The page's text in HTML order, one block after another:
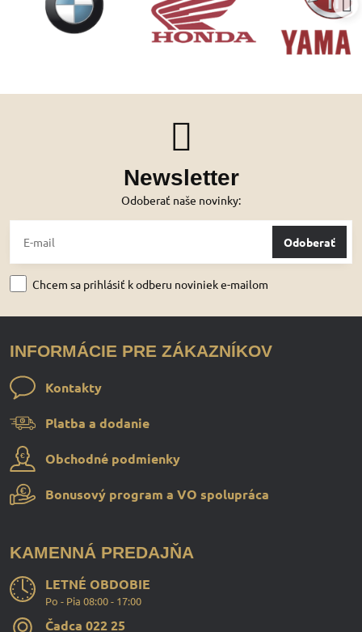
Newsletter
Odoberať naše novinky:
Odoberať
Chcem sa prihlásiť k odberu noviniek e-mailom
INFORMÁCIE PRE ZÁKAZNÍKOV
Kontakty
Platba a dodanie
Obchodné podmienky
Bonusový program a VO spolupráca
KAMENNÁ PREDAJŇA
LETNÉ OBDOBIE
Po - Pia 08:00 - 17:00
Čadca 022 25